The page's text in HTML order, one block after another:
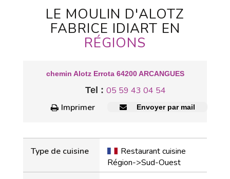
LE MOULIN D'ALOTZ
FABRICE IDIART EN
RÉGIONS
chemin Alotz Errota 64200 ARCANGUES
Tel : 05 59 43 04 54
Imprimer
Envoyer par mail
Type de cuisine
Restaurant cuisine
Région->Sud-Ouest